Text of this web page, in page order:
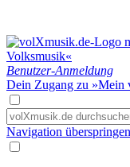
Benutzer-Anmeldung
Dein Zugang zu »Mein
Navigation überspringen